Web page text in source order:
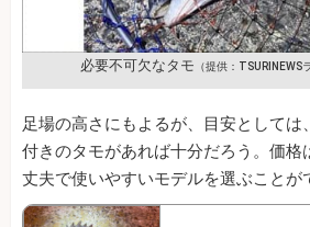
必要不可欠なタモ （提供：TSURINEWS
足場の高さにもよるが、目安としては
付きのタモがあれば十分だろう。価格
丈夫で使いやすいモデルを選ぶことが